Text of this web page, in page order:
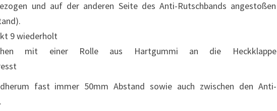
und auf der anderen Seite des Anti-Rutschbands angestoßen
9 wiederholt
mit einer Rolle aus Hartgummi an die Heckklappe
fast immer 50mm Abstand sowie auch zwischen den Anti-